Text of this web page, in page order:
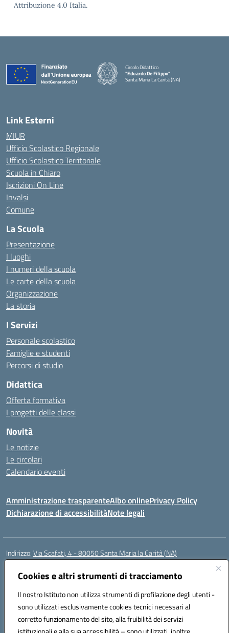
Cookies e altri strumenti di tracciamento
Il nostro Istituto non utilizza strumenti di profilazione degli utenti -
sono utilizzati esclusivamente cookies tecnici necessari al
corretto funzionamento del sito, alla fruibilità dei servizi
Attribuzione 4.0 Italia.
Circolo Didattico
"Eduardo De Filippo"
Santa Maria La Carità (NA)
Link Esterni
MIUR
Ufficio Scolastico Regionale
Ufficio Scolastico Territoriale
Scuola in Chiaro
Iscrizioni On Line
Invalsi
Comune
La Scuola
Presentazione
I luoghi
I numeri della scuola
Le carte della scuola
Organizzazione
La storia
I Servizi
Personale scolastico
Famiglie e studenti
Percorsi di studio
Didattica
Offerta formativa
I progetti delle classi
Novità
Le notizie
Le circolari
Calendario eventi
Amministrazione trasparenteAlbo onlinePrivacy Policy
Dichiarazione di accessibilitàNote legali
Indirizzo:Via Scafati, 4 - 80050 Santa Maria la Carità (NA)
Centralino:
Posta elettronica certificata (PEC):NAEE21900T@pec.istruzione.it
Codice fiscale: 90016250632
Codice meccanografico:NAEE21900T
Codice Indice delle Pubbliche Amministrazioni (IPA): istsc_naee21900t
Codice unico di fatturazione (CUF): UFZ0X6